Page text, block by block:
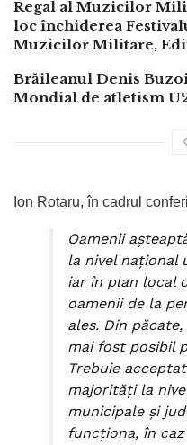
Regal al Muzicilor
loc închiderea
Muzicilor Militare,
Brăileanul Denis
Mondial de atletism
Ion Rotaru, în cadrul
Oamenii
la nivel naţional
iar în plan local
oamenii de la
ales. Din
mai fost posibil
Trebuie
majorităţi la
municipale şi
funcţiona, în